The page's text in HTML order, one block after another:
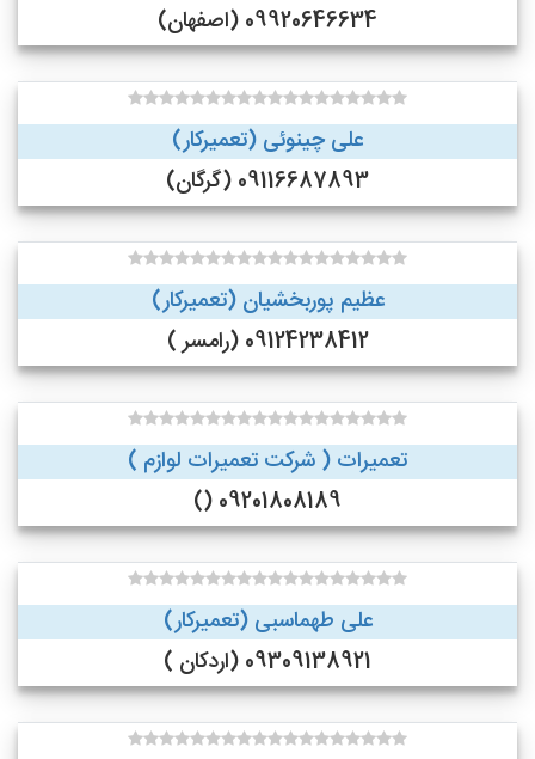
09920646634 (اصفهان)
علی چینوئی (تعمیرکار)
09116687893 (گرگان)
عظیم پوربخشیان (تعمیرکار)
09124238412 (رامسر )
تعمیرات ( شرکت تعمیرات لوازم )
09201808189 ()
علی طهماسبی (تعمیرکار)
09309138921 (اردکان )